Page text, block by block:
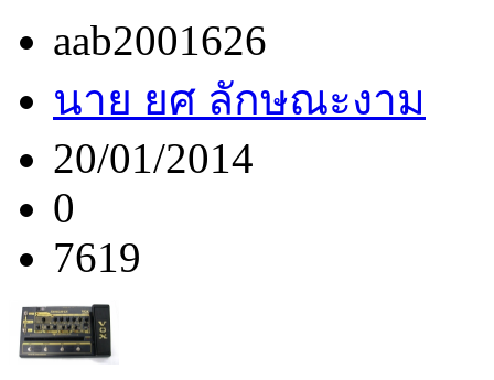
aab2001626
นาย ยศ ลักษณะงาม
20/01/2014
0
7619